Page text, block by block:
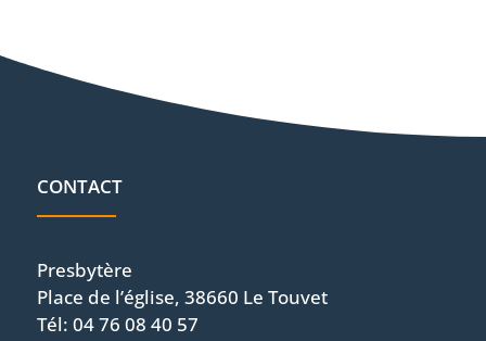
CONTACT
Presbytère
Place de l’église, 38660 Le Touvet
Tél: 04 76 08 40 57